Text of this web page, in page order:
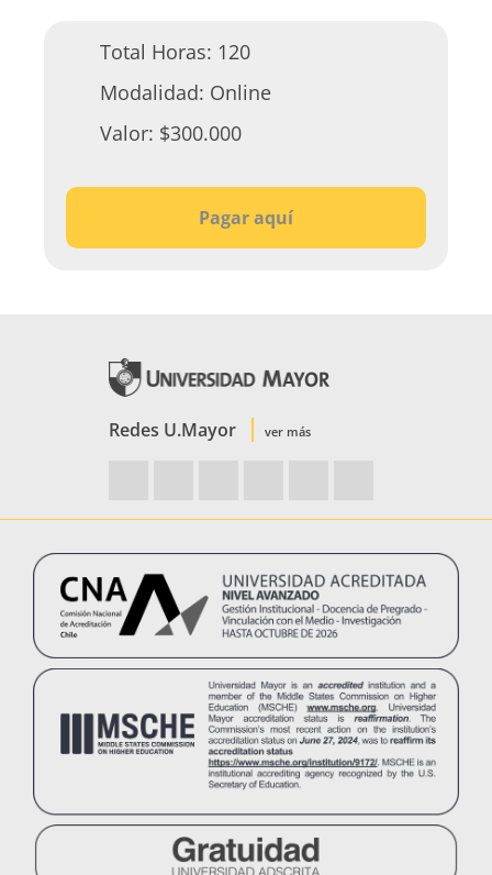
Total Horas: 120
Modalidad: Online
Valor: $300.000
Pagar aquí
Redes U.Mayor ver más